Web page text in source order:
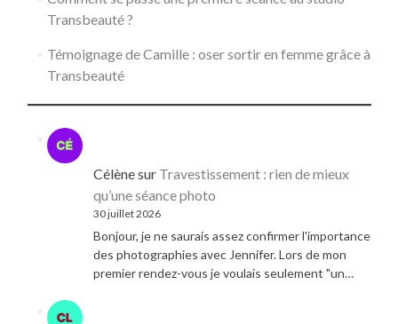
Transbeauté ?
Témoignage de Camille : oser sortir en femme grâce à
Transbeauté
Célènesur Travestissement : rien de mieux
qu’une séance photo
30 juillet 2026
Bonjour, je ne saurais assez confirmer l'importance
des photographies avec Jennifer. Lors de mon
premier rendez-vous je voulais seulement "un…